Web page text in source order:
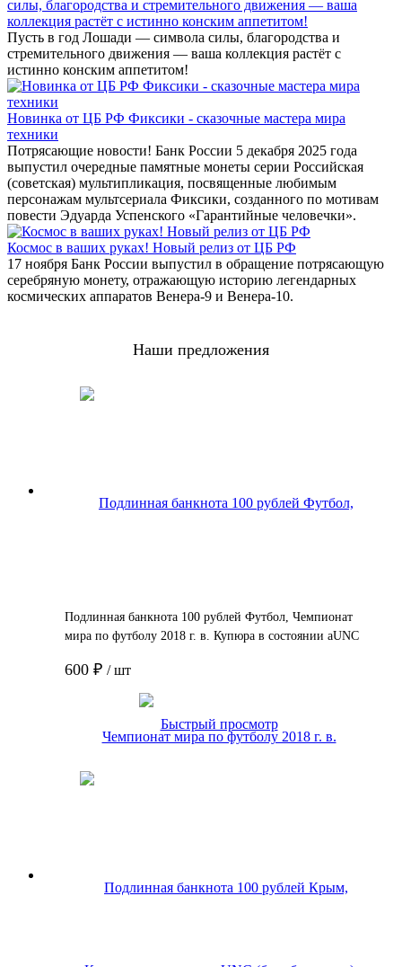
силы, благородства и стремительного движения — ваша
коллекция растёт с истинно конским аппетитом!
Пусть в год Лошади — символа силы, благородства и
стремительного движения — ваша коллекция растёт с
истинно конским аппетитом!
Новинка от ЦБ РФ Фиксики - сказочные мастера мира
техники
Потрясающие новости! Банк России 5 декабря 2025 года
выпустил очередные памятные монеты серии Российская
(советская) мультипликация, посвященные любимым
персонажам мультсериала Фиксики, созданного по мотивам
повести Эдуарда Успенского «Гарантийные человечки».
Космос в ваших руках! Новый релиз от ЦБ РФ
17 ноября Банк России выпустил в обращение потрясающую
серебряную монету, отражающую историю легендарных
космических аппаратов Венера-9 и Венера-10.
Наши предложения
Быстрый просмотр
Подлинная банкнота 100 рублей Футбол, Чемпионат
мира по футболу 2018 г. в. Купюра в состоянии aUNC
600 ₽ / шт
Подробнее